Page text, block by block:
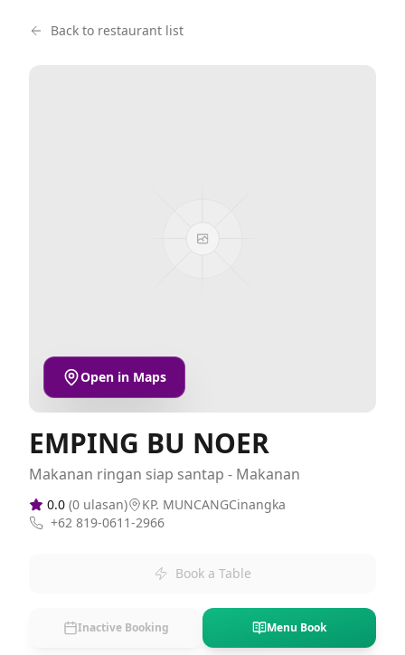
Back to restaurant list
Open in Maps
EMPING BU NOER
Makanan ringan siap santap - Makanan
0.0 (0 ulasan)
KP. MUNCANGCinangka
+62 819-0611-2966
Book a Table
Inactive Booking Menu Book